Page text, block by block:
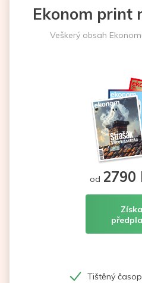
Ekonom print
Veškerý obsah
od 2790
Tištěný